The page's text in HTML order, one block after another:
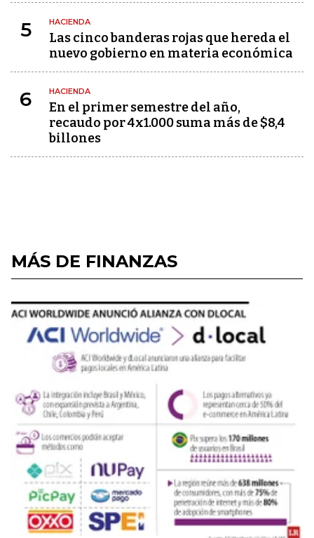
5 HACIENDA
Las cinco banderas rojas que hereda el
nuevo gobierno en materia económica
6 HACIENDA
En el primer semestre del año,
recaudo por 4x1.000 suma más de $8,4
billones
MÁS DE FINANZAS